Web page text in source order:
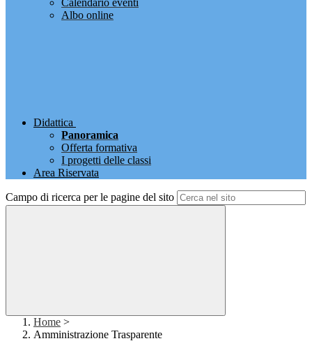
Calendario eventi
Albo online
Didattica
Panoramica
Offerta formativa
I progetti delle classi
Area Riservata
Campo di ricerca per le pagine del sito
Home >
Amministrazione Trasparente